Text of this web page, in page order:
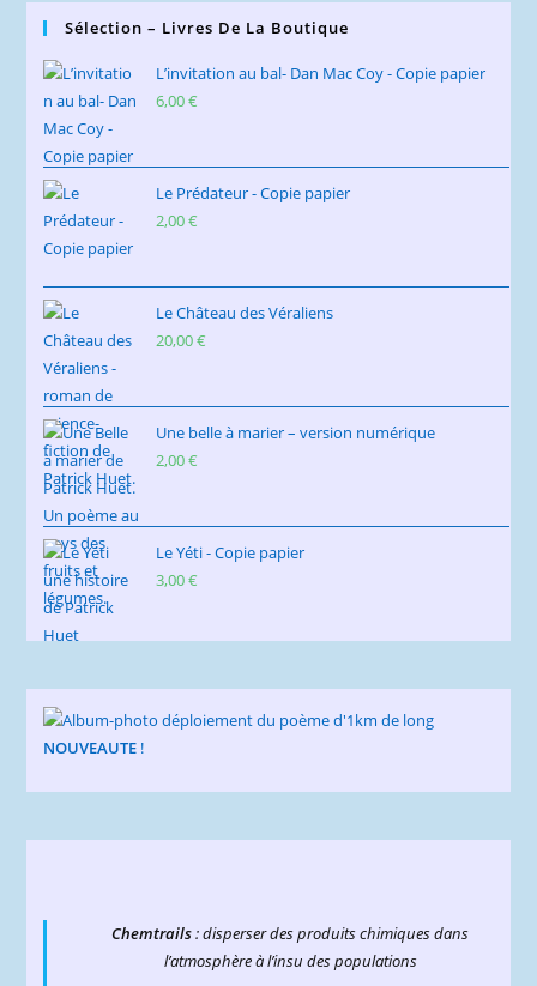
Sélection – Livres De La Boutique
L’invitation au bal- Dan Mac Coy - Copie papier
6,00€
Le Prédateur - Copie papier
2,00€
Le Château des Véraliens
20,00€
Une belle à marier – version numérique
2,00€
Le Yéti - Copie papier
3,00€
NOUVEAUTE !
Chemtrails: disperser des produits chimiques dans
l’atmosphère à l’insu des populations